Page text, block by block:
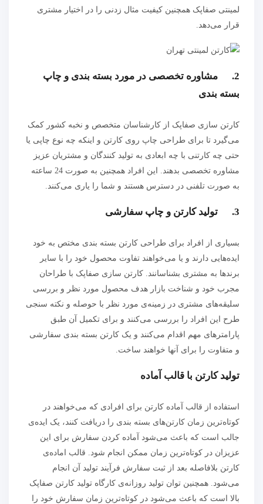
لمینتی صفاپک همچنین کیفیت مثال زدنی را در اختیار مشتری
قرار می‌دهد.
2. مشاوره تخصصی در مورد بسته بندی و چاپ
بسته بندی
کارتن سازی صفاپک از کارشناسان متخصص و نخبه کشور کمک
می‌گیرد تا برای طراحی چاپ روی کارتن و اینکه چه نوع چاپی یا
حتی چه کارتنی با چه ابعادی به تولید کنندگان و مشتریان عزیز
مشاوره تخصصی بدهند. این افراد همچنین به صورت 24 ساعته
به صورت تلفنی در دسترس هستند و شما را یاری می‌کنند.
3. تولید کارتن و چاپ سفارشی
بسیاری از افراد برای طراحی کارتن بسته بندی مختص به خود
ایده‌هایی دارند و یا می‌خواهند تفاوت محصول خود را با سایر
برند‌ها به مشتری بشناسانند. کارتن سازی صفاپک با طراحان
مجرب خود و شناخت بازار هدف محصول مورد نظر و بررسی
سلیقه‌های مشتری در زمینه‌ی مورد نظر با حوصله و نکته سنجی
طرح این افراد را بررسی می‌کنند و برای تکمیل آن طبق
پارامتر‌های مهم اقدام می‌کنند و یک کارتن بسته بندی سفارشی
و متفاوت را برای آنها خواهند ساخت.
تولید کارتن با قالب آماده
استفاده از قالب آماده کارتن برای افرادی که می‌خواهند در
کوتاه‌ترین زمان کارتن‌های بسته بندی را دریافت کنند، یک ایده‌ی
جالب است که باعث می‌شود آماده کردن سفارش برای این
عزیزان در کوتاه‌ترین زمان ممکن انجام شود. قالب اماده‌ی
کارتن بلافاصله بعد از ثبت سفارش فرآیند تولید آن انجام
می‌شود. همچنین توان تولید روزانه‌ی کارگاه تولید کارتن صفاپک
بالا است که باعث می‌شود در کوتاه‌ترین زمان سفارش خود را